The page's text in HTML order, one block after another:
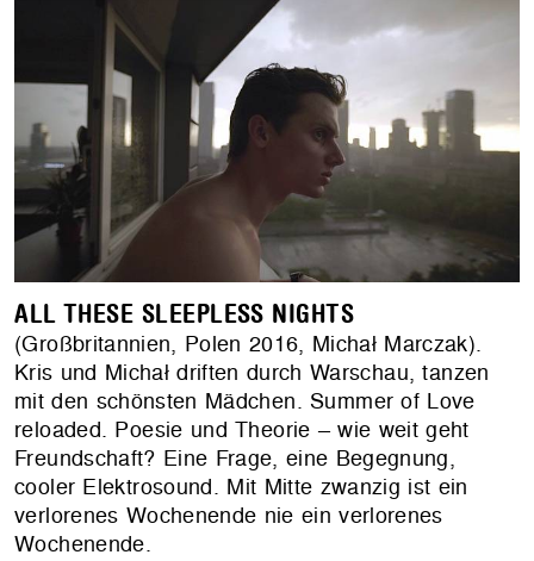
ALL THESE SLEEPLESS NIGHTS
(Großbritannien, Polen 2016, Michał Marczak).
Kris und Michał driften durch Warschau, tanzen
mit den schönsten Mädchen. Summer of Love
reloaded. Poesie und Theorie – wie weit geht
Freundschaft? Eine Frage, eine Begegnung,
cooler Elektrosound. Mit Mitte zwanzig ist ein
verlorenes Wochenende nie ein verlorenes
Wochenende.